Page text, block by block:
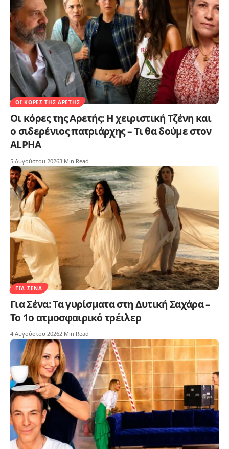
ΟΙ ΚΌΡΕΣ ΤΗΣ ΑΡΕΤΉΣ
Οι κόρες της Αρετής: Η χειριστική Τζένη και
ο σιδερένιος πατριάρχης – Τι θα δούμε στον
ALPHA
5 Αυγούστου 20263 Min Read
ΓΙΑ ΣΈΝΑ
Για Σένα: Τα γυρίσματα στη Δυτική Σαχάρα –
Το 1ο ατμοσφαιρικό τρέιλερ
4 Αυγούστου 20262 Min Read